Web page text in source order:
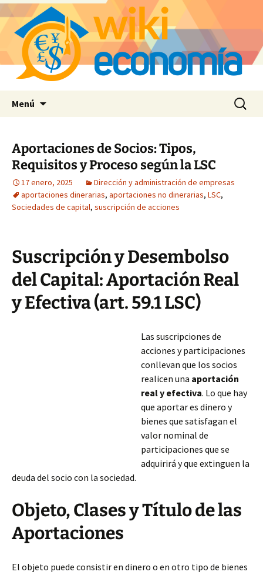
Menú Buscar:
Aportaciones de Socios: Tipos,
Requisitos y Proceso según la LSC
17 enero, 2025
Dirección y administración de empresas
aportaciones dinerarias, aportaciones no dinerarias, LSC,
Sociedades de capital, suscripción de acciones
Suscripción y Desembolso
del Capital: Aportación Real
y Efectiva (art. 59.1 LSC)
Las suscripciones de
acciones y participaciones
conllevan que los socios
realicen una aportación
real y efectiva. Lo que hay
que aportar es dinero y
bienes que satisfagan el
valor nominal de
participaciones que se
adquirirá y que extinguen la
deuda del socio con la sociedad.
Objeto, Clases y Título de las
Aportaciones
El objeto puede consistir en dinero o en otro tipo de bienes